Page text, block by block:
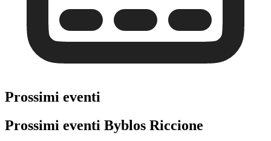
Prossimi eventi
Prossimi eventi Byblos Riccione